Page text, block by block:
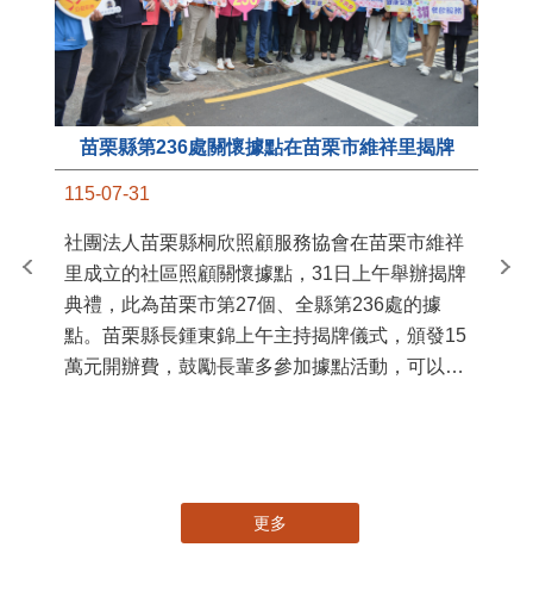
苗栗縣第236處關懷據點在苗栗市維祥里揭牌
115-07-31
社團法人苗栗縣桐欣照顧服務協會在苗栗市維祥
里成立的社區照顧關懷據點，31日上午舉辦揭牌
典禮，此為苗栗市第27個、全縣第236處的據
點。苗栗縣長鍾東錦上午主持揭牌儀式，頒發15
萬元開辦費，鼓勵長輩多參加據點活動，可以更
苗
更多